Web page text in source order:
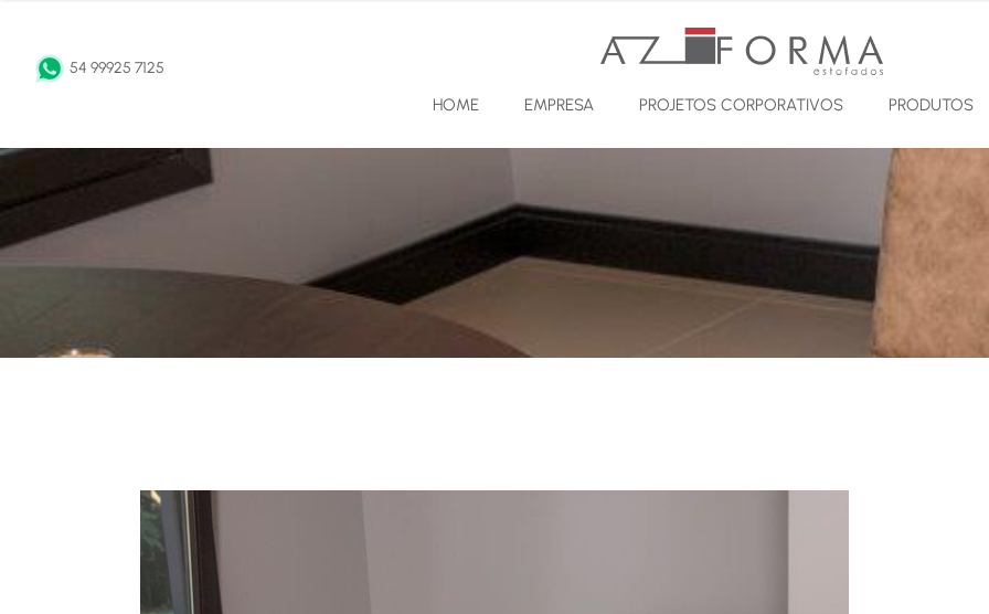
54 99925 7125
HOME EMPRESA PROJETOS CORPORATIVOS PRODUTOS